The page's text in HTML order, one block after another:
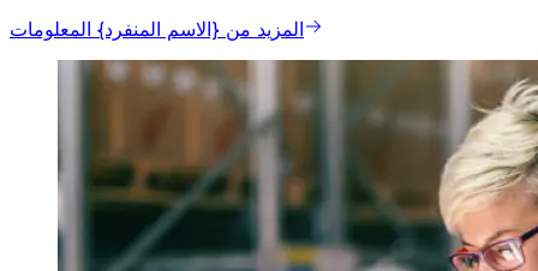
المزيد من {الاسم المنفرد} المعلومات